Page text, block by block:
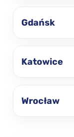
Gdańsk
Katowice
Wrocław